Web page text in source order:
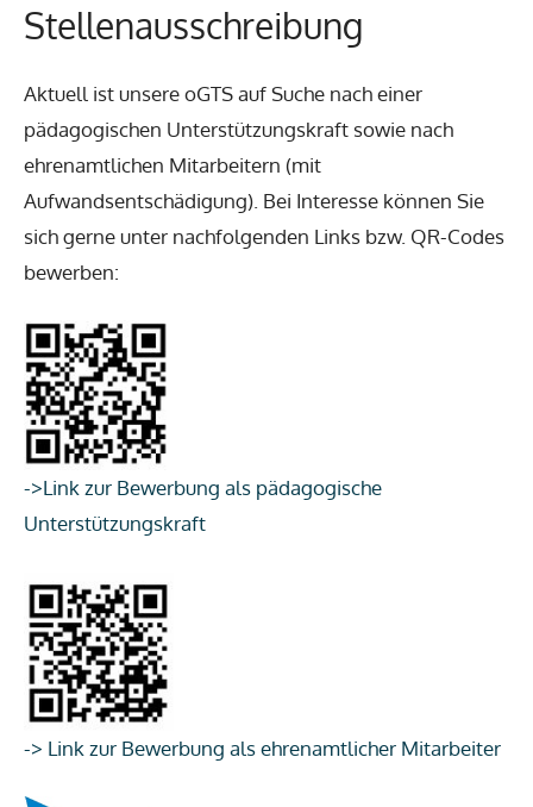
Stellenausschreibung
Aktuell ist unsere oGTS auf Suche nach einer
pädagogischen Unterstützungskraft sowie nach
ehrenamtlichen Mitarbeitern (mit
Aufwandsentschädigung). Bei Interesse können Sie
sich gerne unter nachfolgenden Links bzw. QR-Codes
bewerben:
->Link zur Bewerbung als pädagogische
Unterstützungskraft
-> Link zur Bewerbung als ehrenamtlicher Mitarbeiter